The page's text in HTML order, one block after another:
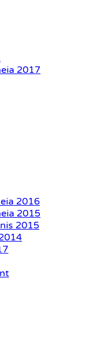
2017
2016
2015
2015